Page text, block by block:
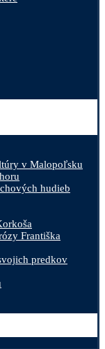
v Malopoľsku
hudieb
Františka
predkov